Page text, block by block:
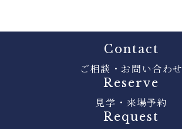
Contact
ご相談・お問い合わせ
Reserve
見学・来場予約
Request